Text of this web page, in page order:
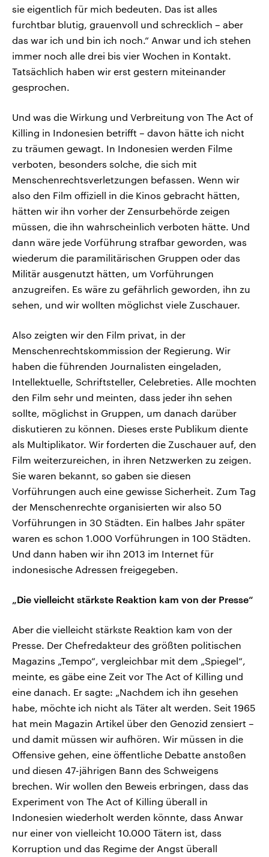
sie eigentlich für mich bedeuten. Das ist alles
furchtbar blutig, grauenvoll und schrecklich – aber
das war ich und bin ich noch.“ Anwar und ich stehen
immer noch alle drei bis vier Wochen in Kontakt.
Tatsächlich haben wir erst gestern miteinander
gesprochen.
Und was die Wirkung und Verbreitung von The Act of
Killing in Indonesien betrifft – davon hätte ich nicht
zu träumen gewagt. In Indonesien werden Filme
verboten, besonders solche, die sich mit
Menschenrechtsverletzungen befassen. Wenn wir
also den Film offiziell in die Kinos gebracht hätten,
hätten wir ihn vorher der Zensurbehörde zeigen
müssen, die ihn wahrscheinlich verboten hätte. Und
dann wäre jede Vorführung strafbar geworden, was
wiederum die paramilitärischen Gruppen oder das
Militär ausgenutzt hätten, um Vorführungen
anzugreifen. Es wäre zu gefährlich geworden, ihn zu
sehen, und wir wollten möglichst viele Zuschauer.
Also zeigten wir den Film privat, in der
Menschenrechtskommission der Regierung. Wir
haben die führenden Journalisten eingeladen,
Intellektuelle, Schriftsteller, Celebreties. Alle mochten
den Film sehr und meinten, dass jeder ihn sehen
sollte, möglichst in Gruppen, um danach darüber
diskutieren zu können. Dieses erste Publikum diente
als Multiplikator. Wir forderten die Zuschauer auf, den
Film weiterzureichen, in ihren Netzwerken zu zeigen.
Sie waren bekannt, so gaben sie diesen
Vorführungen auch eine gewisse Sicherheit. Zum Tag
der Menschenrechte organisierten wir also 50
Vorführungen in 30 Städten. Ein halbes Jahr später
waren es schon 1.000 Vorführungen in 100 Städten.
Und dann haben wir ihn 2013 im Internet für
indonesische Adressen freigegeben.
„Die vielleicht stärkste Reaktion kam von der Presse“
Aber die vielleicht stärkste Reaktion kam von der
Presse. Der Chefredakteur des größten politischen
Magazins „Tempo“, vergleichbar mit dem „Spiegel“,
meinte, es gäbe eine Zeit vor The Act of Killing und
eine danach. Er sagte: „Nachdem ich ihn gesehen
habe, möchte ich nicht als Täter alt werden. Seit 1965
hat mein Magazin Artikel über den Genozid zensiert –
und damit müssen wir aufhören. Wir müssen in die
Offensive gehen, eine öffentliche Debatte anstoßen
und diesen 47-jährigen Bann des Schweigens
brechen. Wir wollen den Beweis erbringen, dass das
Experiment von The Act of Killing überall in
Indonesien wiederholt werden könnte, dass Anwar
nur einer von vielleicht 10.000 Tätern ist, dass
Korruption und das Regime der Angst überall